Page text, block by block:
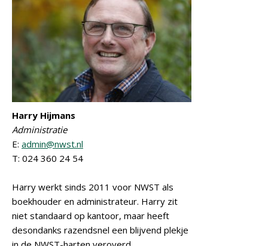
Harry Hijmans
Administratie
E: admin@nwst.nl
T: 024 360 24 54
Harry werkt sinds 2011 voor NWST als
boekhouder en administrateur. Harry zit
niet standaard op kantoor, maar heeft
desondanks razendsnel een blijvend plekje